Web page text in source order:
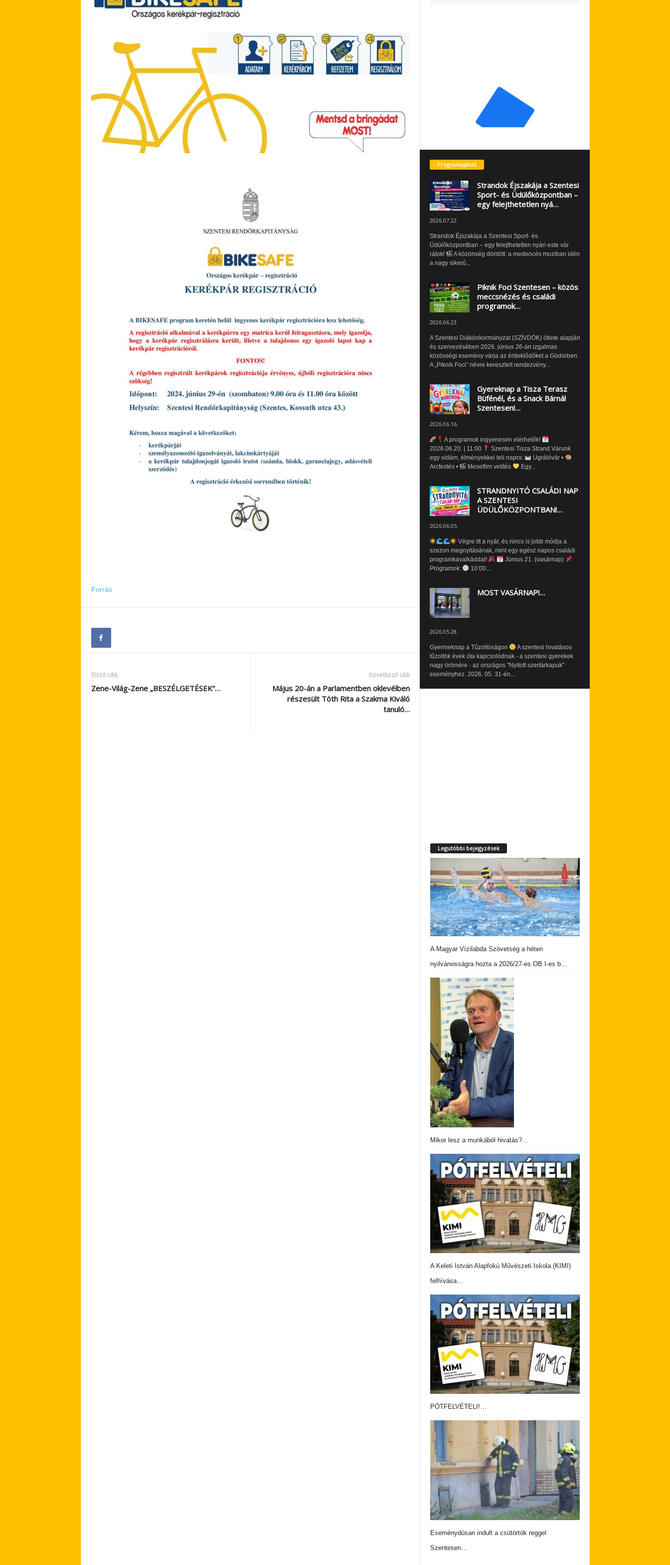
Forrás
Előző cikk
Zene-Világ-Zene „BESZÉLGETÉSEK”…
Következő cikk
Május 20-án a Parlamentben oklevélben
részesült Tóth Rita a Szakma Kiváló
tanuló…
Programajánló
Strandok Éjszakája a Szentesi
Sport- és Üdülőközpontban –
egy felejthetetlen nyá…
2026.07.22.
Strandok Éjszakája a Szentesi Sport- és
Üdülőközpontban – egy felejthetetlen nyári este vár
rátok!
A közönség döntött: a medencés moziban idén
a nagy sikerű...
Piknik Foci Szentesen – közös
meccsnézés és családi
programok…
2026.06.23.
A Szentesi Diákönkormányzat (SZÍVDÖK) ötlete alapján
és szervezésében 2026. június 26-án izgalmas
közösségi esemény várja az érdeklődőket a Gödörben.
A „Piknik Foci” névre keresztelt rendezvény...
Gyereknap a Tisza Terasz
Büfénél, és a Snack Bárnál
Szentesen!…
2026.06.16.
A programok ingyenesen elérhetők!
2026.06.20. | 11:00
Szentesi Tisza Strand Várunk
egy vidám, élményekkel teli napra:
Ugrálóvár •
Arcfestés •
Mesefilm vetítés Egy...
STRANDNYITÓ CSALÁDI NAP
A SZENTESI
ÜDÜLŐKÖZPONTBAN!…
2026.06.05.
Végre itt a nyár, és nincs is jobb módja a
szezon megnyitásának, mint egy egész napos családi
programkavalkáddal!
Június 21. (vasárnap)
Programok:
10:00...
MOST VASÁRNAP!…
2026.05.28.
Gyermeknap a Tűzoltóságon
A szentesi hivatásos
tűzoltók évek óta kapcsolódnak - a szentesi gyerekek
nagy örömére - az országos "Nyitott szertárkapuk"
eseményhez. 2026. 05. 31-én...
Legutóbbi bejegyzések
A Magyar Vízilabda Szövetség a héten
nyilvánosságra hozta a 2026/27-es OB I-es b…
Mikor lesz a munkából hivatás?…
A Keleti István Alapfokú Művészeti Iskola (KIMI)
felhívása…
PÓTFELVÉTELI!…
Eseménydúsan indult a csütörtök reggel
Szentesen…